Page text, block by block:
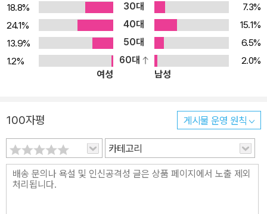
18.8%
30대
7.3%
24.1%
40대
15.1%
13.9%
50대
6.5%
1.2%
60대
2.0%
여성
남성
100자평 게시물 운영 원칙
카테고리